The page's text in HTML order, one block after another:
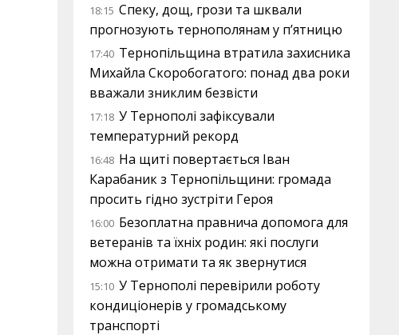
18:15 Спеку, дощ, грози та шквали
прогнозують тернополянам у п’ятницю
17:40 Тернопільщина втратила захисника
Михайла Скоробогатого: понад два роки
вважали зниклим безвісти
17:18 У Тернополі зафіксували
температурний рекорд
16:48 На щиті повертається Іван
Карабаник з Тернопільщини: громада
просить гідно зустріти Героя
16:00 Безоплатна правнича допомога для
ветеранів та їхніх родин: які послуги
можна отримати та як звернутися
15:10 У Тернополі перевірили роботу
кондиціонерів у громадському
транспорті